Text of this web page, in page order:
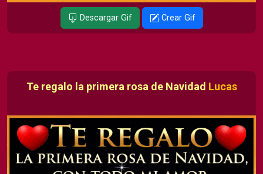
Descargar Gif Crear Gif
Te regalo la primera rosa de Navidad Lucas